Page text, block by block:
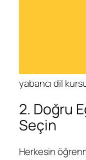
yabancı dil
2. Doğru
Seçin
Herkesin